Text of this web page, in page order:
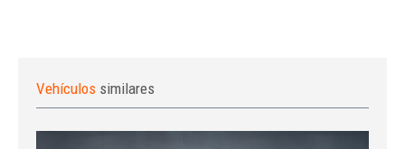
Vehículos similares